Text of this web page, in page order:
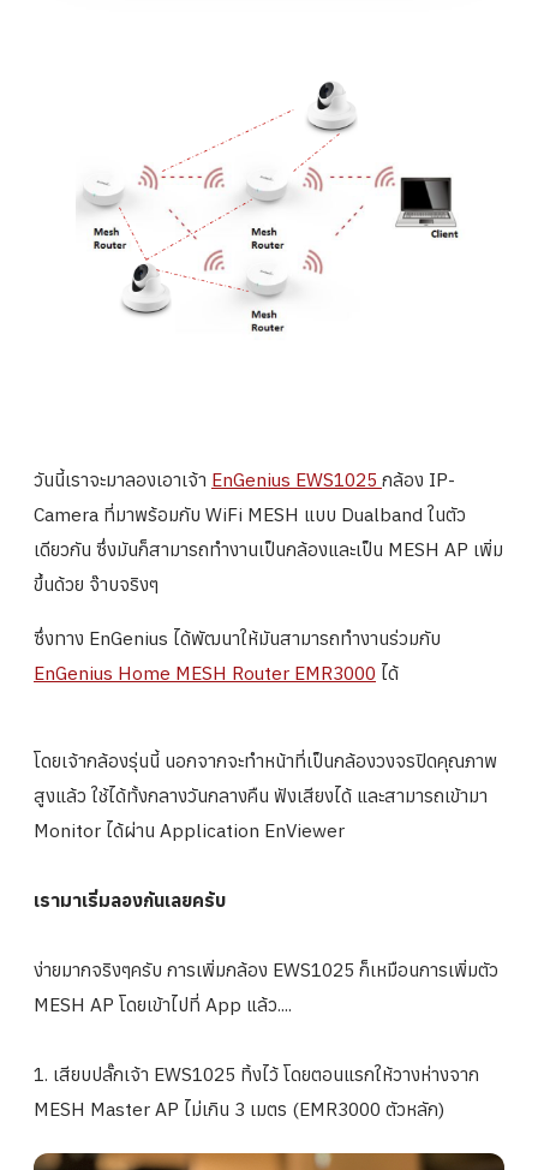
วันนี้เราจะมาลองเอาเจ้า EnGenius EWS1025 กล้อง IP-
Camera ที่มาพร้อมกับ WiFi MESH แบบ Dualband ในตัว
เดียวกัน ซึ่งมันก็สามารถทำงานเป็นกล้องและเป็น MESH AP เพิ่ม
ขึ้นด้วย จ๊าบจริงๆ
ซึ่งทาง EnGenius ได้พัฒนาให้มันสามารถทำงานร่วมกับ
EnGenius Home MESH Router EMR3000 ได้
โดยเจ้ากล้องรุ่นนี้ นอกจากจะทำหน้าที่เป็นกล้องวงจรปิดคุณภาพ
สูงแล้ว ใช้ได้ทั้งกลางวันกลางคืน ฟังเสียงได้ และสามารถเข้ามา
Monitor ได้ผ่าน Application EnViewer
เรามาเริ่มลองกันเลยครับ
ง่ายมากจริงๆครับ การเพิ่มกล้อง EWS1025 ก็เหมือนการเพิ่มตัว
MESH AP โดยเข้าไปที่ App แล้ว....
1. เสียบปลั๊กเจ้า EWS1025 ทิ้งไว้ โดยตอนแรกให้วางห่างจาก
MESH Master AP ไม่เกิน 3 เมตร (EMR3000 ตัวหลัก)